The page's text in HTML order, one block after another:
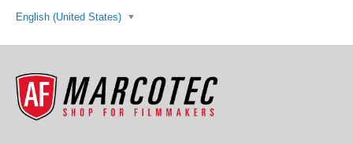
English (United States)